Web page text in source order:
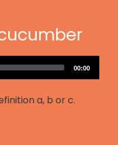
Total
00:00
a, b or c.